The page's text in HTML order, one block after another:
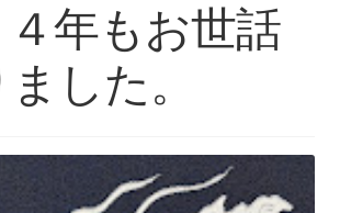
ブ
４年もお世話
した。